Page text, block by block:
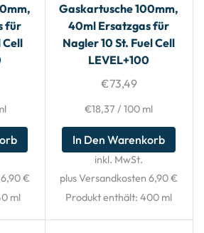
für
Cell
€
ml
Gaskartusche 100mm,
40ml Ersatzgas für
Nagler 10 St. Fuel Cell
LEVEL+100
€73,49
€18,37 /100 ml
In Den Warenkorb
inkl. MwSt.
plus Versandkosten 6,90 €
Produkt enthält: 400 ml